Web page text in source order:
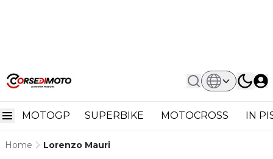
MOTOGP SUPERBIKE MOTOCROSS IN
Home Lorenzo Mauri